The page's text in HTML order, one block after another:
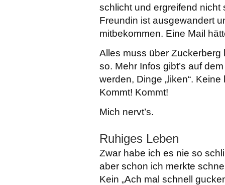
schlicht und ergreifend
Freundin ist ausgewandert
mitbekommen. Eine Mail
Alles muss über Zuckerberg
so. Mehr Infos gibt’s auf
werden, Dinge „liken“.
Kommt! Kommt!
Mich nervt’s.
Ruhiges Leben
Zwar habe ich es nie so
aber schon ich merkte
Kein „Ach mal schnell